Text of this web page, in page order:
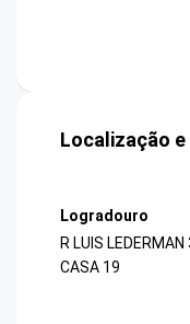
Localização
Logradouro
R LUIS LEDERMAN
CASA 19